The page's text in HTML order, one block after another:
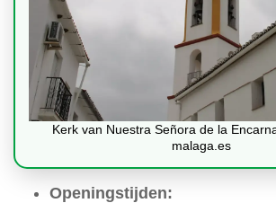
Kerk van Nuestra Señora de la
malaga.es
Openingstijden: